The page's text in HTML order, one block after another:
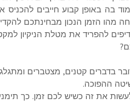
בה באופן קבוע חייבים
מהו הזמן הנכון מבחינתכם להקדיש
להפריד את מטלת הניקיון
בדברים קטנים, מצטברים
ההפוכה.
את זה כשיש לכם זמן. כך